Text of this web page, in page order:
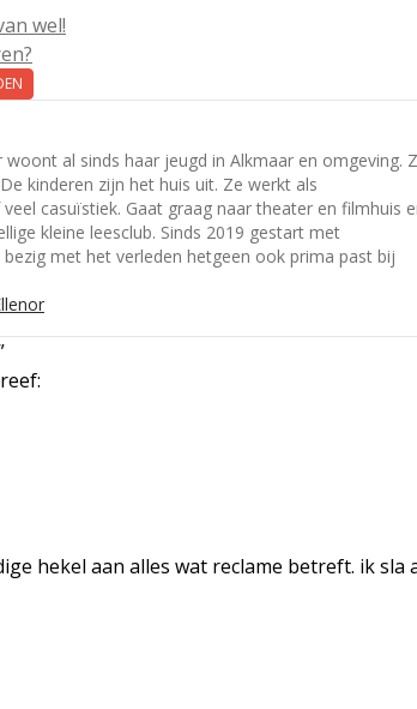
wel!
al sinds haar jeugd in Alkmaar en omgeving.
kinderen zijn het huis uit. Ze werkt als
casuïstiek. Gaat graag naar theater en filmhuis
kleine leesclub. Sinds 2019 gestart met
met het verleden hetgeen ook prima past bij
hekel aan alles wat reclame betreft. ik sla